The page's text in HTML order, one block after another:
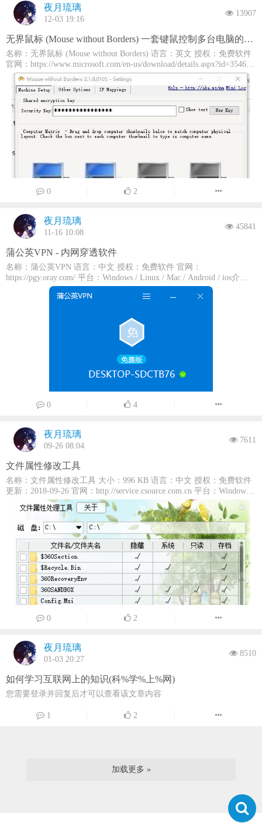
SoundRecorder_10.2103.28.0_language-zh-hant.appx
SoundRecorder_10.2103.28.0_x64.appx
StickyNotesStub_4.0.422.0_language-zh-hans.msix
StickyNotesStub_4.0.422.0_language-zh-hant.msix
StorePackage_22204.1400.4.0_x64.msix TCUI-
App_1.23.28004.0_language-zh-hans.appx TCUI-
App_1.23.28004.0_language-zh-hant.appx TCUI-
App_1.23.28004.0_x64.appx Teams.appx
TimeUniversalStub_1.0.75.0_language-zh-hans.msix
TimeUniversalStub_1.0.75.0_language-zh-hant.msix
TimeUniversal_11.2202.24.0_language-zh-hans.msix
TimeUniversal_11.2202.24.0_language-zh-hant.msix
TimeUniversal_11.2202.24.0_x64.msix
ToDoStub_0.54.42772.0_language-zh-hans.appx
ToDoStub_0.54.42772.0_language-zh-hant.appx
Todos_2.54.42772.0_language-zh-hant.appx
Todos_2.54.42772.0_x64.appx Video_Desktop_Production_language-zh-
hans.msix Video_Desktop_Production_language-zh-hant.msix
VoiceRecorderStub_1.0.42.0_language-zh-hans.appx
WeatherStub_1.0.6.0_language-zh-hant.appx
Weather_4.53.33420.0_language-zh-hans.appx
Weather_4.53.33420.0_language-zh-hant.appx
Weather_4.53.33420.0_x64.appx
WhiteboardWRT_21.10208.5605.0_x64.appx WordTeam.language-zh-
cn.appx WordTeam.language-zh-tw.appx WordTeam_x64.appx
XboxIdp_12.50.6001.0_language-zh-hans.appx
XboxIdp_12.50.6001.0_language-zh-hant.appx
XboxIdp_12.50.6001.0_x64.appx XboxPcApp_2105.1000.24.0_language-
XboxStub_2105.900.24.0_language-zh-hant.msix
YourPhone.Package_1.22022.147.0_language-zh-hans.msix
YourPhone.Package_1.22022.147.0_language-zh-hant.msix
YourPhoneStub_0.22022.147.0_language-zh-hans.msix
YourPhoneStub_0.22022.147.0_language-zh-hant.msix
夜月琉璃
12-03 19:16
13907
无界鼠标 (Mouse without Borders) 一套键鼠控制多台电脑的工具！(可跨电脑拷贝/拖放文件)
名称：无界鼠标 (Mouse without Borders) 语言：英文 授权：免费软件
官网：https://www.microsoft.com/en-us/download/details.aspx?id=35460
平台：Windows介绍： Mouse without Borders 是微软出品的无界键鼠
工具，人们常称它为“无界鼠标”，使用这个小软件，可以让您用一套
键鼠控制多台电脑，大大提高工作效率 “无界鼠标”最多可以把四台PC
电脑连接在一起，用户可以用一个鼠标在不同电脑上完成复制、粘
贴、拖拽等操作，感觉就像在用同一台电脑一样 除了支持文件操作之
外，“无界鼠标”还可以让用户通过该软件在一台电脑上登录到所有其
他相连接的电脑上 此外，你还可以通过该软件自定义桌面壁纸，图片
机器间共享一套鼠标和键盘，可提高使用KVM的效率 2、容易从一台
机器复制和黏贴文本或图像到其它所有机器 3、能够在机器间拖拽文
件 4、能够对其它机器截屏 5、能够切换成同步控制所有机器 6、可定
载地址：官网下载
0 2
夜月琉璃
11-16 10:08
45841
蒲公英VPN - 内网穿透软件
名称：蒲公英VPN 语言：中文 授权：免费软件 官网：
https://pgy.oray.com/ 平台：Windows / Linux / Mac / Android / ios介
绍： 蒲公英VPN是一款功能十分强大的路由穿透软件，由Oray出
品，软件功能非常强大，界面简洁明晰、操作方便快捷，设计得很人
轻松访问内网，随时随地移动办公。 免费版仅支持最多三个终端使
用，需注意应用场景： 家中建站 我是站长：无需公网IP、不
用机房托管、虚拟主机的价格，独立服务器的配置。建网站，私有
电脑，手机也能远程桌面，调取资料简单快捷。 游戏服务器
我是玩家：我的世界……邀请朋友加入联机，内网开服，一起沉迷历
务：支持OA办公/财务软件/连锁店管理，把分支办公室连起来。还支
持远程操作打印机。 SVN代码库 我是程序猿：抱上笔记本，
0 4
夜月琉璃
09-26 08:04
7611
文件属性修改工具
名称：文件属性修改工具 大小：996 KB 语言：中文 授权：免费软件
更新：2018-09-26 官网：http://service.csource.com.cn 平台：Windows
地址：文件属性修改工具
0 2
夜月琉璃
01-03 20:27
8510
如何学习互联网上的知识(科%学%上%网)
您需要登录并回复后才可以查看该文章内容
1 2
加载更多 »